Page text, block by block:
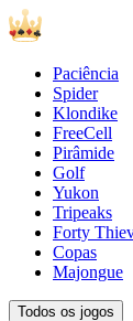
Paciência
Spider
Klondike
FreeCell
Pirâmide
Golf
Yukon
Tripeaks
Forty
Copas
Majongue
Todos os jogos